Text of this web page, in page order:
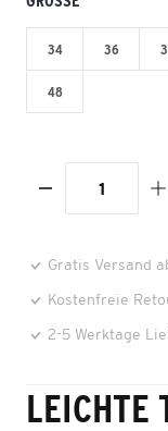
34 36
48
Gratis Versand
Kostenfreie
2-5 Werktage
LEICHTE